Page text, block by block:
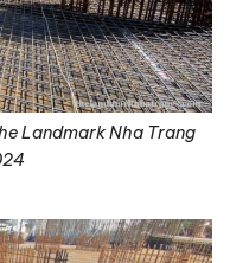
Landmark Nha Trang